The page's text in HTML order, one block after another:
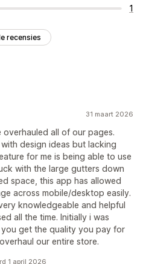
1
recensies
31 maart 2026
all of our pages.
design ideas but lacking
for me is being able to use
with the large gutters down
space, this app has allowed
across mobile/desktop easily.
knowledgeable and helpful
all the time. Initially i was
get the quality you pay for
our entire store.
1 april 2026